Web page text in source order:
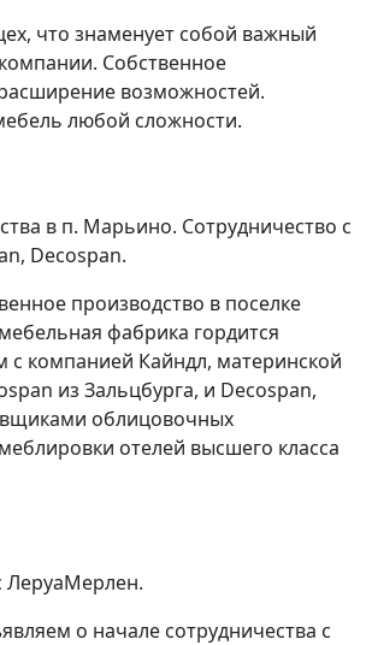
что знаменует собой важный
Собственное
возможностей.
любой сложности.
в п. Марьино. Сотрудничество с
Decospan.
производство в поселке
фабрика гордится
с компанией Кайндл, материнской
из Зальцбурга, и Decospan,
облицовочных
отелей высшего класса
ЛеруаМерлен.
о начале сотрудничества с